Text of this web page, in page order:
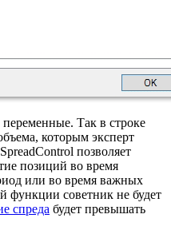
переменные. Так в строке
которым эксперт
позволяет
позиций во время
или во время важных
функции советник не будет
спреда будет превышать